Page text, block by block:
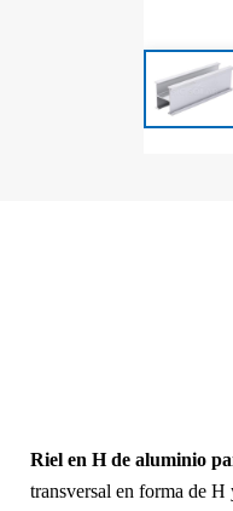
Riel en H de aluminio
transversal en forma de H